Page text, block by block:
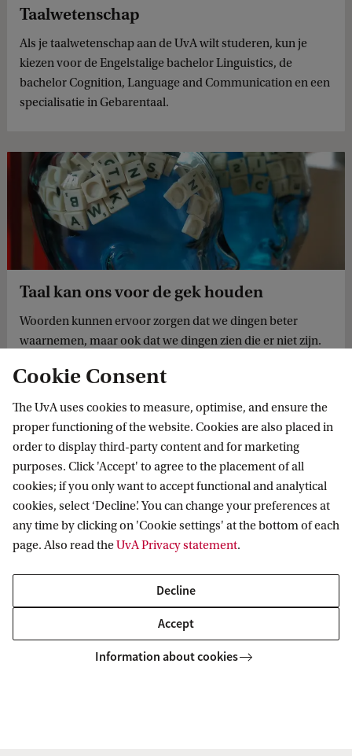
Taalwetenschap
Als je taalwetenschap aan de UvA wilt studeren, kun je
kiezen voor de Engelstalige bachelor Linguistics, de
bachelor Cognition, Language and Communication en een
specialisatie in Gebarentaal.
Taal kan ons voor de gek houden
Woorden kunnen ervoor zorgen dat we dingen beter
waarnemen, maar ook dat we dingen zien die er niet zijn.
collega’s door middel van experimenten. In een recente ...
Amsterdam Institute for Humanities
Research (AIHR)
Follow us on social media
Cookie Consent
The UvA uses cookies to measure, optimise, and ensure the
proper functioning of the website. Cookies are also placed in
order to display third-party content and for marketing
purposes. Click 'Accept' to agree to the placement of all
cookies; if you only want to accept functional and analytical
cookies, select ‘Decline’. You can change your preferences at
any time by clicking on 'Cookie settings' at the bottom of each
page. Also read theUvA Privacy statement.
Decline
Accept
Information about cookies